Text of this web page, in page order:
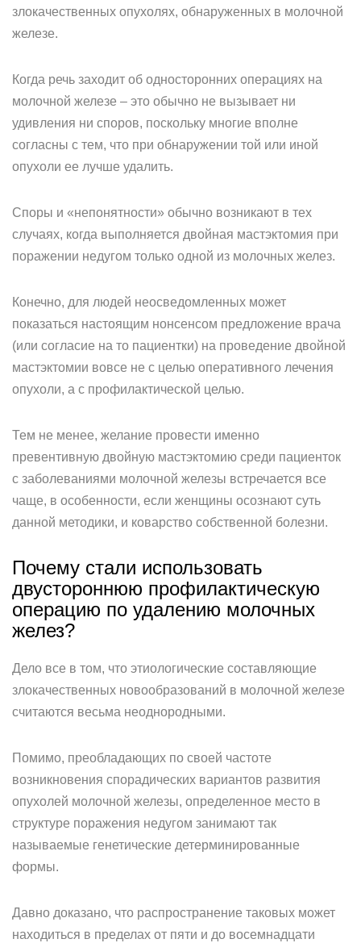
злокачественных опухолях, обнаруженных в молочной
железе.
Когда речь заходит об односторонних операциях на
молочной железе – это обычно не вызывает ни
удивления ни споров, поскольку многие вполне
согласны с тем, что при обнаружении той или иной
опухоли ее лучше удалить.
Споры и «непонятности» обычно возникают в тех
случаях, когда выполняется двойная мастэктомия при
поражении недугом только одной из молочных желез.
Конечно, для людей неосведомленных может
показаться настоящим нонсенсом предложение врача
(или согласие на то пациентки) на проведение двойной
мастэктомии вовсе не с целью оперативного лечения
опухоли, а с профилактической целью.
Тем не менее, желание провести именно
превентивную двойную мастэктомию среди пациенток
с заболеваниями молочной железы встречается все
чаще, в особенности, если женщины осознают суть
данной методики, и коварство собственной болезни.
Почему стали использовать
двустороннюю профилактическую
операцию по удалению молочных
желез?
Дело все в том, что этиологические составляющие
злокачественных новообразований в молочной железе
считаются весьма неоднородными.
Помимо, преобладающих по своей частоте
возникновения спорадических вариантов развития
опухолей молочной железы, определенное место в
структуре поражения недугом занимают так
называемые генетические детерминированные
формы.
Давно доказано, что распространение таковых может
находиться в пределах от пяти и до восемнадцати